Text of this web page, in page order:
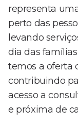
representa
perto das
levando
dia das
temos a oferta
contribuindo
acesso a
e próxima de